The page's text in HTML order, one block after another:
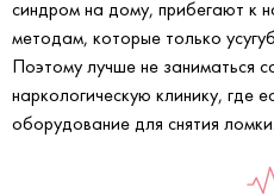
синдром на дому, прибегают к
методам, которые только
Поэтому лучше не заниматься
наркологическую клинику, где
оборудование для снятия ломки.